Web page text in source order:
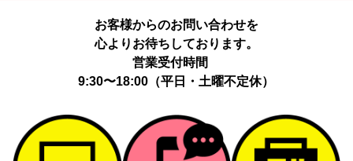
動履歴、IP、ブラウザ・端末情報、（同意時）メールアドレス等の
提供の手段又は方法：当社ウェブサイトのタグ・SDK・API 等に
よる安全な電送、又は管理コンソールからの連携。
提供先：広告配信事業者（例：Google LLC等）。
個人情報の取り扱いに関する契約：提供先と個人情報取扱い契約
す。
お客様の個人情報は、以下掲げる場合以外に、事前にご本人の同意
お客様からのお問い合わせを
心よりお待ちしております。
営業受付時間
9:30〜18:00（平日・土曜不定休）